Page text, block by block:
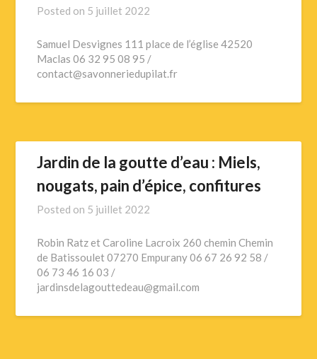
Posted on 5 juillet 2022
Samuel Desvignes 111 place de l’église 42520
Maclas 06 32 95 08 95 /
contact@savonneriedupilat.fr
Jardin de la goutte d’eau : Miels,
nougats, pain d’épice, confitures
Posted on 5 juillet 2022
Robin Ratz et Caroline Lacroix 260 chemin Chemin
de Batissoulet 07270 Empurany 06 67 26 92 58 /
06 73 46 16 03 /
jardinsdelagouttedeau@gmail.com